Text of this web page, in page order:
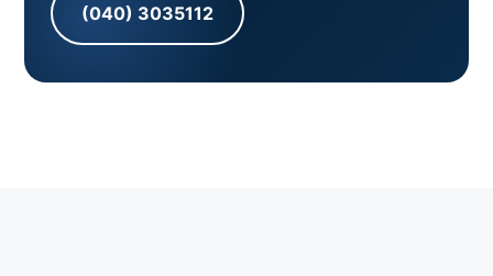
(040) 3035112